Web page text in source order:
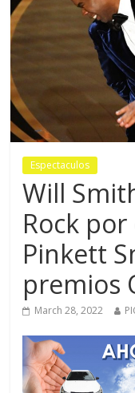
Espectaculos
Will
Rock
Pinkett
premios
March 28, 2022